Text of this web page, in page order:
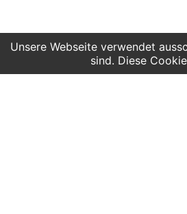
DO.
3
Unsere Webseite verwendet
sind. Diese